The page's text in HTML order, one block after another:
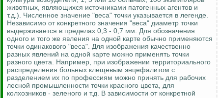
животных, являющихся источниками патогенных агентов и
т.д.). Численное значение "веса" точки указывается в легенде.
Независимо от конкретного значения "веса" диаметр точки
выдерживается в пределах 0,3 - 0,7 мм. Для обозначения
одного и того же явления на одной карте обычно применяются
точки одинакового "веса". Для изображения качественно
разных явлений на одной карте можно применять точки
разного цвета. Например, при изображении территориального
распределения больных клещевым энцефалитом с
разделением их по профессиям можно принять для рабочих
лесной промышленности точки красного цвета, для
колхозников - зеленого и т.д. В зависимости от конкретной